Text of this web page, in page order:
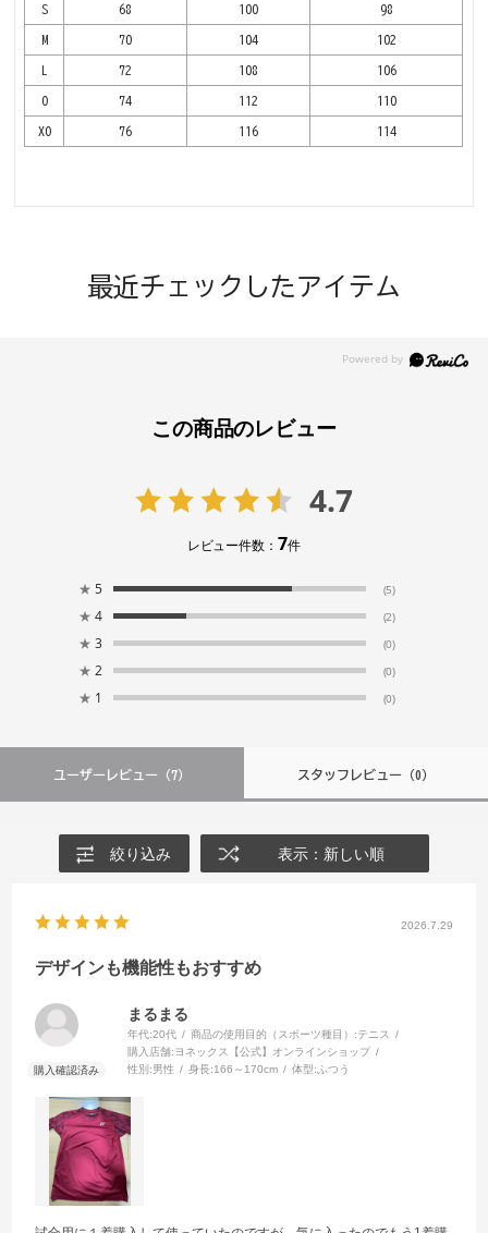
S 68 100 98
M 70 104 102
L 72 108 106
O 74 112 110
XO 76 116 114
最近チェックしたアイテム
この商品のレビュー
4.7
レビュー件数：7件
★ 5 (5)
★ 4 (2)
★ 3 (0)
★ 2 (0)
★ 1 (0)
ユーザーレビュー （7） スタッフレビュー（0）
絞り込み 表示：新しい順
2026.7.29
デザインも機能性もおすすめ
まるまる
年代:20代 商品の使用目的（スポーツ種目）:テニス
購入店舗:ヨネックス【公式】オンラインショップ
性別:男性 身長:166～170cm 体型:ふつう